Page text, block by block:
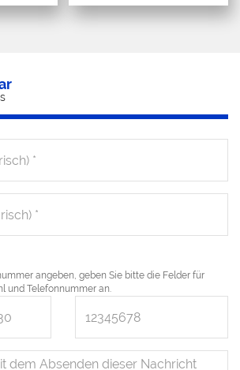
angeben, geben Sie bitte die Felder für
und Telefonnummer an.